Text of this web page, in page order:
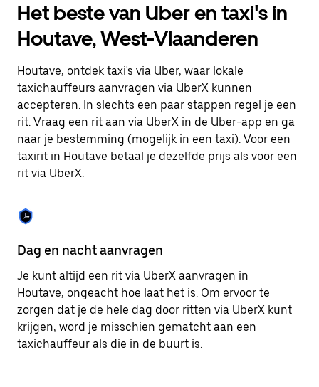
de
agenda
te
openen
een
datum
selecteren.
Druk
op
Escape
om
de
sluiten.
Het beste van Uber en taxi's in
Houtave, West-Vlaanderen
Houtave, ontdek taxi's via Uber, waar lokale
taxichauffeurs aanvragen via UberX kunnen
accepteren. In slechts een paar stappen regel je een
rit. Vraag een rit aan via UberX in de Uber-app en ga
naar je bestemming (mogelijk in een taxi). Voor een
taxirit in Houtave betaal je dezelfde prijs als voor een
rit via UberX.
Dag en nacht aanvragen
Je kunt altijd een rit via UberX aanvragen in
Houtave, ongeacht hoe laat het is. Om ervoor te
zorgen dat je de hele dag door ritten via UberX kunt
krijgen, word je misschien gematcht aan een
taxichauffeur als die in de buurt is.